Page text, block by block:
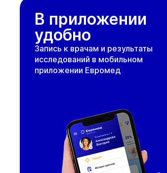
В приложении
удобно
Запись к врачам и результаты
исследований в мобильном
приложении Евромед